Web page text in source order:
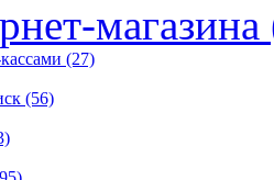
магазина
(27)
(56)